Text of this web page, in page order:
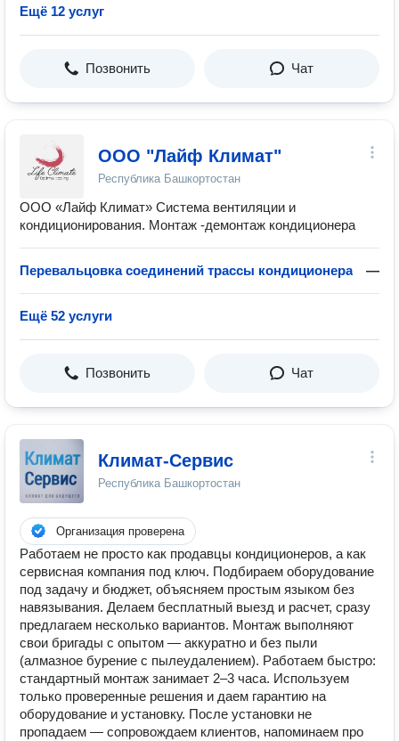
Ещё 12 услуг
Позвонить Чат
ООО "Лайф Климат"
Республика Башкортостан
ООО «Лайф Климат» Система вентиляции и
кондиционирования. Монтаж -демонтаж кондиционера
Перевальцовка соединений трассы кондиционера —
Ещё 52 услуги
Позвонить Чат
Климат-Сервис
Республика Башкортостан
Организация проверена
Работаем не просто как продавцы кондиционеров, а как
сервисная компания под ключ. Подбираем оборудование
под задачу и бюджет, объясняем простым языком без
навязывания. Делаем бесплатный выезд и расчет, сразу
предлагаем несколько вариантов. Монтаж выполняют
свои бригады с опытом — аккуратно и без пыли
(алмазное бурение с пылеудалением). Работаем быстро:
стандартный монтаж занимает 2–3 часа. Используем
только проверенные решения и даем гарантию на
оборудование и установку. После установки не
пропадаем — сопровождаем клиентов, напоминаем про